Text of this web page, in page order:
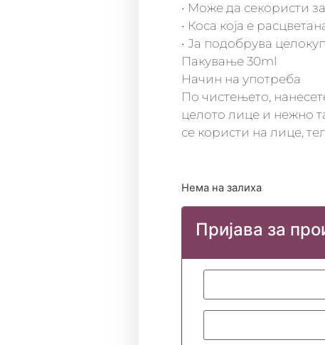
• Може да секористи
• Коса која е
• Ја подобрува
Пакување 30ml
Начин на употреба
По чистењето,
целото лице и нежно
се користи на лице,
Нема на залиха
Пријава за